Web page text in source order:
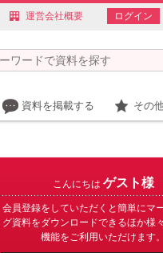
運営会社概要 ログイン
資料を掲載する その
こんにちは ゲスト様
会員登録をしていただくと簡単にマ
グ資料をダウンロードできるほか様
機能をご利用いただけます。